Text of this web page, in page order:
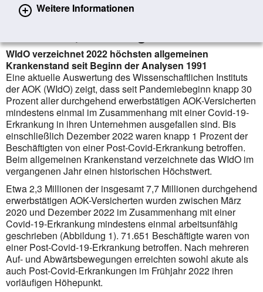
Weitere Informationen
Post-Covid-Erkrankungen: Wenige
WIdO verzeichnet 2022 höchsten allgemeinen
Krankenstand seit Beginn der Analysen 1991
Eine aktuelle Auswertung des Wissenschaftlichen Instituts
der AOK (WIdO) zeigt, dass seit Pandemiebeginn knapp 30
Prozent aller durchgehend erwerbstätigen AOK-Versicherten
mindestens einmal im Zusammenhang mit einer Covid-19-
Erkrankung in ihren Unternehmen ausgefallen sind. Bis
einschließlich Dezember 2022 waren knapp 1 Prozent der
Beschäftigten von einer Post-Covid-Erkrankung betroffen.
Beim allgemeinen Krankenstand verzeichnete das WIdO im
vergangenen Jahr einen historischen Höchstwert.
Etwa 2,3 Millionen der insgesamt 7,7 Millionen durchgehend
erwerbstätigen AOK-Versicherten wurden zwischen März
2020 und Dezember 2022 im Zusammenhang mit einer
Covid-19-Erkrankung mindestens einmal arbeitsunfähig
geschrieben (Abbildung 1). 71.651 Beschäftigte waren von
einer Post-Covid-19-Erkrankung betroffen. Nach mehreren
Auf- und Abwärtsbewegungen erreichten sowohl akute als
auch Post-Covid-Erkrankungen im Frühjahr 2022 ihren
vorläufigen Höhepunkt.